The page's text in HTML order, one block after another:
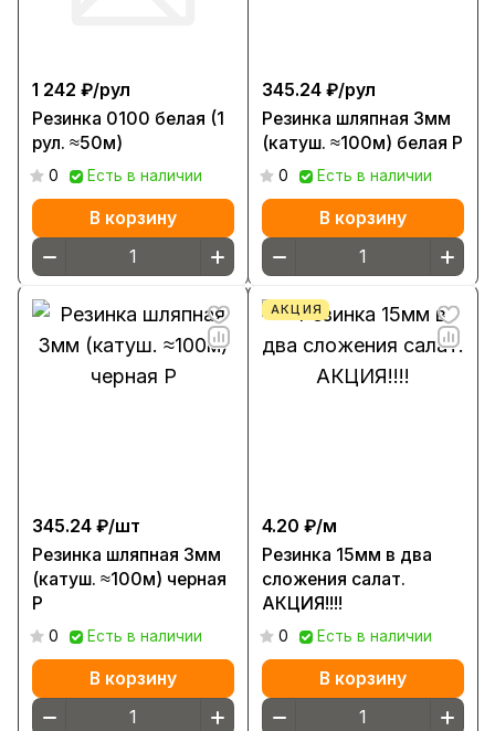
1 242 ₽/рул
Резинка 0100 белая (1
рул. ≈50м)
0 Есть в наличии
В корзину
345.24 ₽/рул
Резинка шляпная 3мм
(катуш. ≈100м) белая Р
0 Есть в наличии
В корзину
345.24 ₽/шт
Резинка шляпная 3мм
(катуш. ≈100м) черная
Р
0 Есть в наличии
В корзину
АКЦИЯ
4.20 ₽/м
Резинка 15мм в два
сложения салат.
АКЦИЯ!!!!
0 Есть в наличии
В корзину